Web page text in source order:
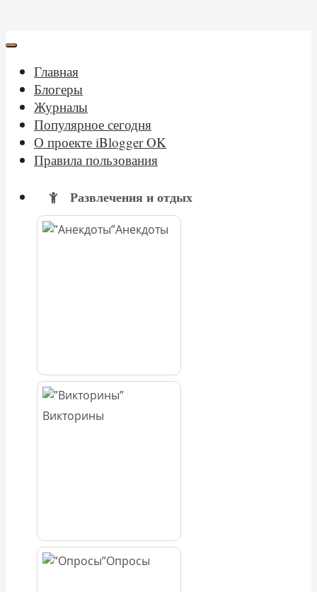
Главная
Блогеры
Журналы
Популярное сегодня
О проекте iBlogger OK
Правила пользования
Развлечения и отдых
Анекдоты
Викторины
Опросы